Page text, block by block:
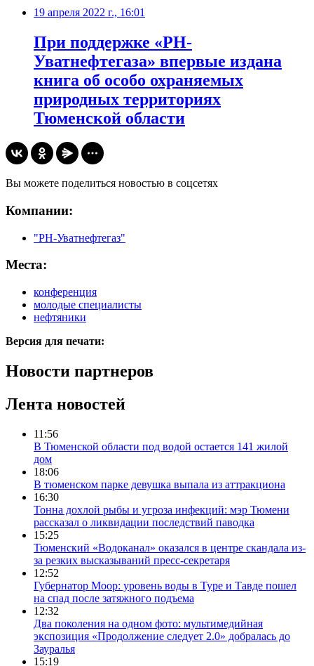
19 апреля 2022 г., 16:01
При поддержке «РН-
Уватнефтегаза» впервые издана
книга об особо охраняемых
природных территориях
Тюменской области
Вы можете поделиться новостью в соцсетях
Компании:
"РН-Уватнефтегаз"
Места:
конференция
молодые специалисты
нефтяники
Версия для печати:
Новости партнеров
Лента новостей
11:56
В Тюменской области под водой остается 141 жилой
дом
18:06
В тюменском парке девушка выпала из аттракциона
16:30
Тонна дохлой рыбы и угроза инфекций: мэр Тюмени
рассказал о ликвидации последствий паводка
15:25
Тюменский «Водоканал» оказался в центре скандала из-
за резких высказываний пресс-секретаря
12:52
Губернатор Моор: уровень воды в Туре и Тавде пошел
на спад после затяжного подъема
12:32
Два поколения на одном фото: мультимедийная
экспозиция «Продолжение следует 2.0» добралась до
Зауралья
15:19